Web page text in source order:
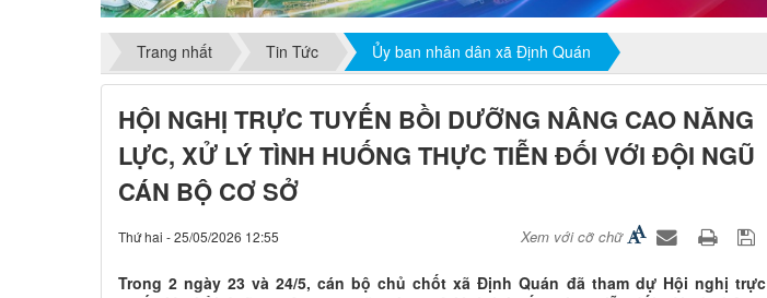
Trang nhất Tin Tức Ủy ban nhân dân xã Định Quán
HỘI NGHỊ TRỰC TUYẾN BỒI DƯỠNG NÂNG CAO NĂNG
LỰC, XỬ LÝ TÌNH HUỐNG THỰC TIỄN ĐỐI VỚI ĐỘI NGŨ
CÁN BỘ CƠ SỞ
Thứ hai - 25/05/2026 12:55 Xem với cỡ chữ
Trong 2 ngày 23 và 24/5, cán bộ chủ chốt xã Định Quán đã tham dự Hội nghị trực